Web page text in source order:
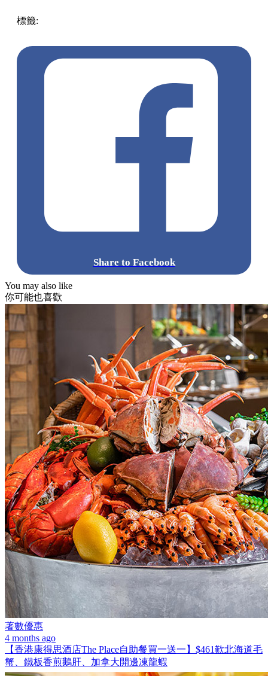
標籤:
Share to Facebook
You may also like
你可能也喜歡
著數優惠
4 months ago
【香港康得思酒店The Place自助餐買一送一】$461歎北海道毛
蟹、鐵板香煎鵝肝、加拿大開邊凍龍蝦